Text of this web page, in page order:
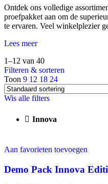
Ontdek ons volledige
proefpakket aan om de
te ervaren. Veel winkelplezier
Lees meer
1–12 van 40
Filteren & sorteren
Toon 9 12 18 24
Wis alle filters
Innova
Aan favorieten toevoegen
Demo Pack Innova